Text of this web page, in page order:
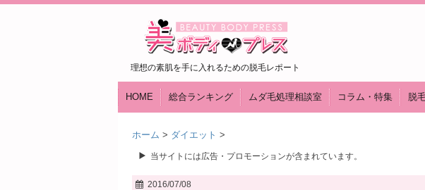
理想の素肌を手に入れるための脱毛レポート
HOME 総合ランキング ムダ毛処理相談室 コラム・特集 脱
ホーム > ダイエット >
当サイトには広告・プロモーションが含まれています。
2016/07/08